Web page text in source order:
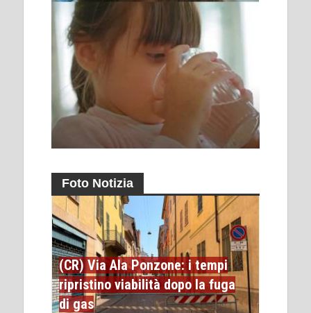
Foto Notizia
(CR) Via Ala Ponzone: i tempi
ripristino viabilità dopo la fuga
di gas